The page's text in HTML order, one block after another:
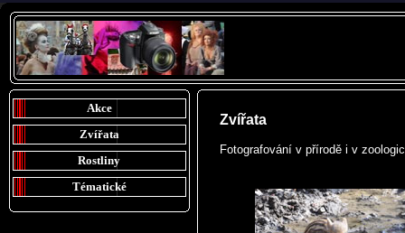
Akce
Zvířata
Rostliny
Tématické
Zvířata
Fotografování v přírodě i v